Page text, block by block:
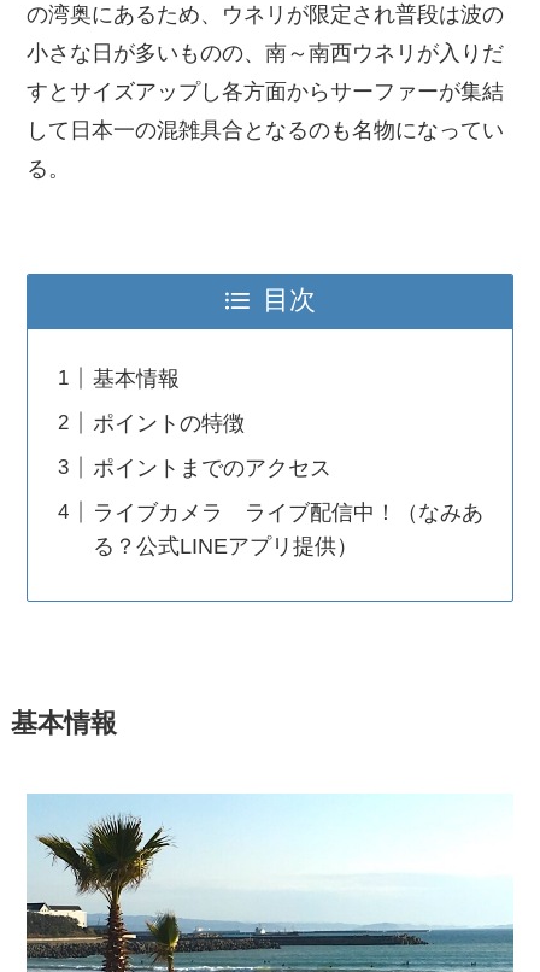
の湾奥にあるため、ウネリが限定され普段は波の
小さな日が多いものの、南～南西ウネリが入りだ
すとサイズアップし各方面からサーファーが集結
して日本一の混雑具合となるのも名物になってい
る。
目次
基本情報
ポイントの特徴
ポイントまでのアクセス
ライブカメラ ライブ配信中！（なみあ
る？公式LINEアプリ提供）
基本情報